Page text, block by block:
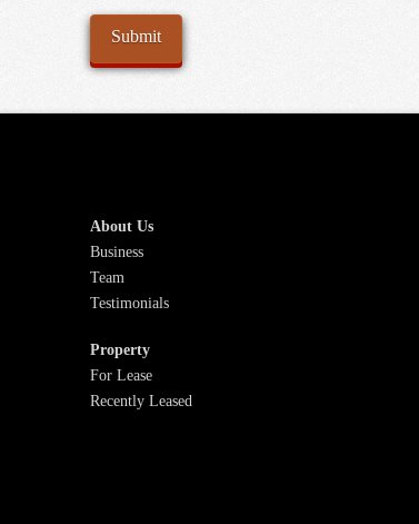
About Us
Business
Team
Testimonials
Property
For Lease
Recently Leased